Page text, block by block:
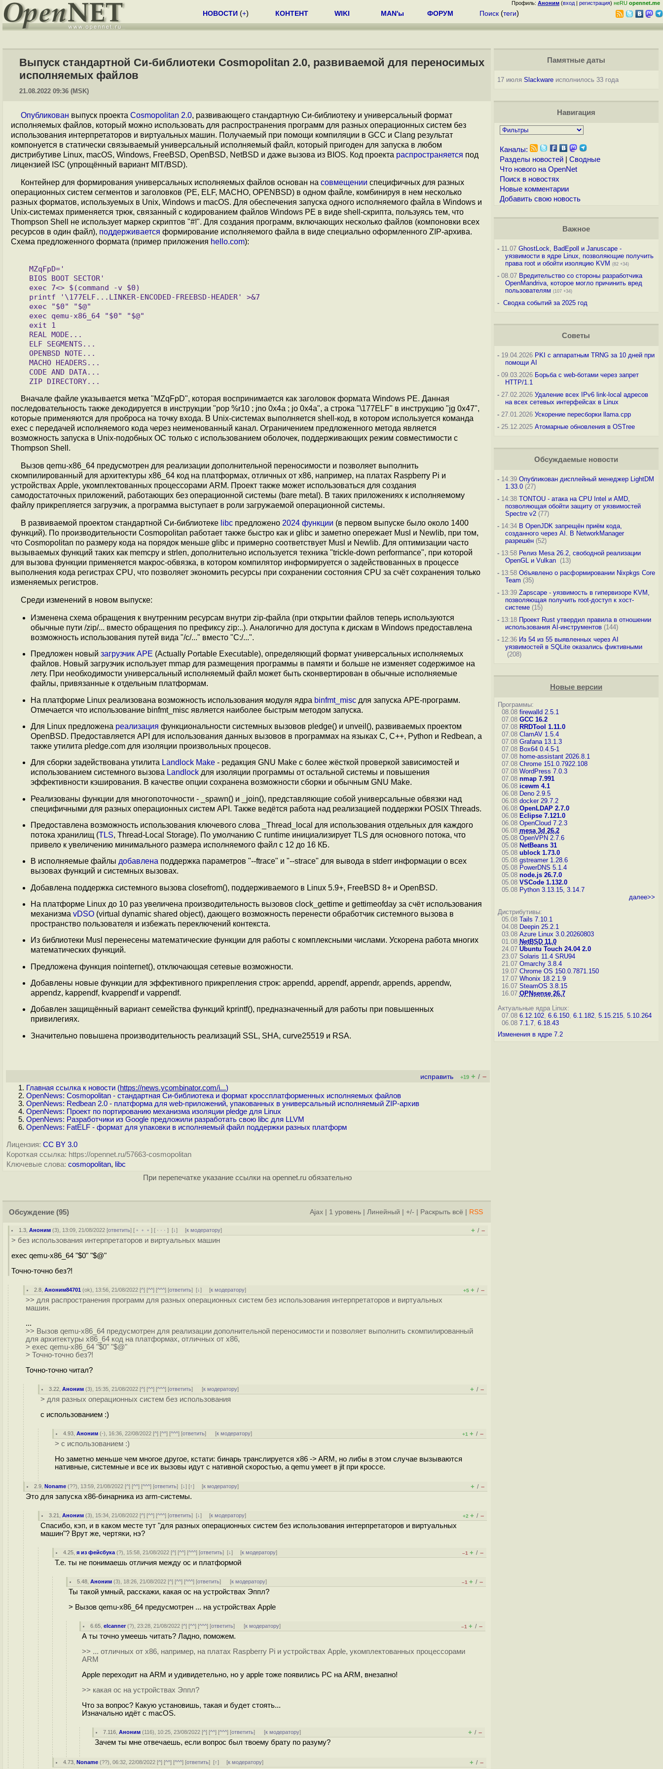
Профиль: Аноним (вход | регистрация) неRU opennet.me
НОВОСТИ (+) КОНТЕНТ WIKI MAN'ы ФОРУМ Поиск (теги)
Выпуск стандартной Си-библиотеки Cosmopolitan 2.0, развиваемой для переносимых
исполняемых файлов
21.08.2022 09:36 (MSK)
Опубликован выпуск проекта Cosmopolitan 2.0, развивающего стандартную Си-библиотеку и универсальный формат
исполняемых файлов, который можно использовать для распространения программ для разных операционных систем без
использования интерпретаторов и виртуальных машин. Получаемый при помощи компиляции в GCC и Clang результат
компонуется в статически связываемый универсальный исполняемый файл, который пригоден для запуска в любом
дистрибутиве Linux, macOS, Windows, FreeBSD, OpenBSD, NetBSD и даже вызова из BIOS. Код проекта распространяется под
лицензией ISC (упрощённый вариант MIT/BSD).
Контейнер для формирования универсальных исполняемых файлов основан на совмещении специфичных для разных
операционных систем сегментов и заголовков (PE, ELF, MACHO, OPENBSD) в одном файле, комбинируя в нем несколько
разных форматов, используемых в Unix, Windows и macOS. Для обеспечения запуска одного исполняемого файла в Windows и
Unix-системах применяется трюк, связанный с кодированием файлов Windows PE в виде shell-скрипта, пользуясь тем, что
Thompson Shell не использует маркер скриптов "#!". Для создания программ, включающих несколько файлов (компоновки всех
ресурсов в один файл), поддерживается формирование исполняемого файла в виде специально оформленного ZIP-архива.
Схема предложенного формата (пример приложения hello.com):
Вначале файле указывается метка "MZqFpD", которая воспринимается как заголовок формата Windows PE. Данная
последовательность также декодируется в инструкции "pop %r10 ; jno 0x4a ; jo 0x4a", а строка "\177ELF" в инструкцию "jg 0x47",
которые применяются для проброса на точку входа. В Unix-системах выполняется shell-код, в котором используется команда
exec с передачей исполняемого кода через неименованный канал. Ограничением предложенного метода является
возможность запуска в Unix-подобных ОС только с использованием оболочек, поддерживающих режим совместимости с
Thompson Shell.
Вызов qemu-x86_64 предусмотрен для реализации дополнительной переносимости и позволяет выполнить
скомпилированный для архитектуры x86_64 код на платформах, отличных от x86, например, на платах Raspberry Pi и
устройствах Apple, укомплектованных процессорами ARM. Проект также может использоваться для создания
самодостаточных приложений, работающих без операционной системы (bare metal). В таких приложениях к исполняемому
файлу прикрепляется загрузчик, а программа выступает в роли загружаемой операционной системы.
В развиваемой проектом стандартной Си-библиотеке libc предложено 2024 функции (в первом выпуске было около 1400
функций). По производительности Cosmopolitan работает также быстро как и glibc и заметно опережает Musl и Newlib, при том,
что Cosmopolitan по размеру кода на порядок меньше glibc и примерно соответствует Musl и Newlib. Для оптимизации часто
вызываемых функций таких как memcpy и strlen, дополнительно используется техника "trickle-down performance", при которой
для вызова функции применяется макрос-обвязка, в котором компилятор информируется о задействованных в процессе
выполнения кода регистрах CPU, что позволяет экономить ресурсы при сохранении состояния CPU за счёт сохранения только
изменяемых регистров.
Среди изменений в новом выпуске:
Изменена схема обращения к внутренним ресурсам внутри zip-файла (при открытии файлов теперь используются
обычные пути /zip/... вместо обращения по префиксу zip:..). Аналогично для доступа к дискам в Windows предоставлена
возможность использования путей вида "/c/..." вместо "C:/...".
Предложен новый загрузчик APE (Actually Portable Executable), определяющий формат универсальных исполняемых
файлов. Новый загрузчик использует mmap для размещения программы в памяти и больше не изменяет содержимое на
лету. При необходимости универсальный исполняемый файл может быть сконвертирован в обычные исполняемые
файлы, привязанные к отдельным платформам.
На платформе Linux реализована возможность использования модуля ядра binfmt_misc для запуска APE-программ.
Отмечается что использование binfmt_misc является наиболее быстрым методом запуска.
Для Linux предложена реализация функциональности системных вызовов pledge() и unveil(), развиваемых проектом
OpenBSD. Предоставляется API для использования данных вызовов в программах на языках C, C++, Python и Redbean, а
также утилита pledge.com для изоляции произвольных процесов.
Для сборки задействована утилита Landlock Make - редакция GNU Make с более жёсткой проверкой зависимостей и
использованием системного вызова Landlock для изоляции программы от остальной системы и повышения
эффективности кэширования. В качестве опции сохранена возможности сборки и обычным GNU Make.
Реализованы функции для многопоточности - _spawn() и _join(), представляющие собой универсальные обвязки над
специфичными для разных операционных систем API. Также ведётся работа над реализацией поддержки POSIX Threads.
Предоставлена возможность использования ключевого слова _Thread_local для использования отдельных для каждого
потока хранилищ (TLS, Thread-Local Storage). По умолчанию C runtime инициализирует TLS для основного потока, что
привело к увеличению минимального размера исполняемого файл с 12 до 16 КБ.
В исполняемые файлы добавлена поддержка параметров "--ftrace" и "--strace" для вывода в stderr информации о всех
вызовах функций и системных вызовах.
Добавлена поддержка системного вызова closefrom(), поддерживаемого в Linux 5.9+, FreeBSD 8+ и OpenBSD.
На платформе Linux до 10 раз увеличена производительность вызовов clock_gettime и gettimeofday за счёт использования
механизма vDSO (virtual dynamic shared object), дающего возможность перенести обработчик системного вызова в
пространство пользователя и избежать переключений контекста.
Из библиотеки Musl перенесены математические функции для работы с комплексными числами. Ускорена работа многих
математических функций.
Предложена функция nointernet(), отключающая сетевые возможности.
Добавлены новые функции для эффективного прикрепления строк: appendd, appendf, appendr, appends, appendw,
appendz, kappendf, kvappendf и vappendf.
Добавлен защищённый вариант семейства функций kprintf(), предназначенный для работы при повышенных
привилегиях.
Значительно повышена производительность реализаций SSL, SHA, curve25519 и RSA.
исправить +19 + / –
Главная ссылка к новости (https://news.ycombinator.com/i...)
OpenNews: Cosmopolitan - стандартная Си-библиотека и формат кроссплатформенных исполняемых файлов
OpenNews: Redbean 2.0 - платформа для web-приложений, упакованных в универсальный исполняемый ZIP-архив
OpenNews: Проект по портированию механизма изоляции pledge для Linux
OpenNews: Разработчики из Google предложили разработать свою libc для LLVM
OpenNews: FatELF - формат для упаковки в исполняемый файл поддержки разных платформ
Лицензия: CC BY 3.0
Короткая ссылка: https://opennet.ru/57663-cosmopolitan
Ключевые слова: cosmopolitan, libc
При перепечатке указание ссылки на opennet.ru обязательно
Обсуждение (95) Ajax 1 уровень Линейный +/- Раскрыть всё RSS
1.3 ,Аноним (3), 13:09, 21/08/2022 [ответить] [ ﹢﹢﹢] [ · · ·][↓] [к модератору] + / –
> без использования интерпретаторов и виртуальных машин
exec qemu-x86_64 "$0" "$@"
Точно-точно без?!
2.8 ,Аноним84701 (ok), 13:56, 21/08/2022 [^] [^^] [^^^] [ответить][↓] [к модератору] +5 + / –
>> для распространения программ для разных операционных систем без использования интерпретаторов и виртуальных
машин.
...
>> Вызов qemu-x86_64 предусмотрен для реализации дополнительной переносимости и позволяет выполнить скомпилированный
для архитектуры x86_64 код на платформах, отличных от x86,
> exec qemu-x86_64 "$0" "$@"
> Точно-точно без?!
Точно-точно читал?
3.22 ,Аноним (3), 15:35, 21/08/2022 [^] [^^] [^^^] [ответить] [к модератору] + / –
> для разных операционных систем без использования
с использованием :)
4.93 ,Аноним (-), 16:36, 22/08/2022 [^] [^^] [^^^] [ответить] [к модератору] +1 + / –
> с использованием :)
Но заметно меньше чем многое другое, кстати: бинарь транслируется x86 -> ARM, но либы в этом случае вызываются
нативные, системные и все их вызовы идут с нативной скоростью, а qemu умеет в jit при кроссе.
2.9 ,Noname (??), 13:59, 21/08/2022 [^] [^^] [^^^] [ответить][↓] [↑] [к модератору] + / –
Это для запуска x86-бинарника из arm-системы.
3.21 ,Аноним (3), 15:34, 21/08/2022 [^] [^^] [^^^] [ответить][↓] [к модератору] +2 + / –
Спасибо, кэп, и в каком месте тут "для разных операционных систем без использования интерпретаторов и виртуальных
машин"? Врут же, чертяки, нэ?
4.25 ,я из фейсбука (?), 15:58, 21/08/2022 [^] [^^] [^^^] [ответить][↓] [к модератору] –1 + / –
Т.е. ты не понимаешь отличия между ос и платформой
5.48 ,Аноним (3), 18:26, 21/08/2022 [^] [^^] [^^^] [ответить] [к модератору] –1 + / –
Ты такой умный, расскажи, какая ос на устройствах Эппл?
> Вызов qemu-x86_64 предусмотрен ... на устройствах Apple
6.65 ,elcanner(?), 23:28, 21/08/2022 [^] [^^] [^^^] [ответить] [к модератору] –1 + / –
А ты точно умеешь читать? Ладно, поможем.
>> ... отличных от x86, например, на платах Raspberry Pi и устройствах Apple, укомплектованных процессорами
ARM
Apple переходит на ARM и удивидетельно, но у apple тоже появились PC на ARM, внезапно!
>> какая ос на устройствах Эппл?
Что за вопрос? Какую установишь, такая и будет стоять...
Изначально идёт с macOS.
7.116 ,Аноним (116), 10:25, 23/08/2022 [^] [^^] [^^^] [ответить] [к модератору] + / –
Зачем ты мне отвечаешь, если вопрос был твоему брату по разуму?
4.73 ,Noname (??), 06:32, 22/08/2022 [^] [^^] [^^^] [ответить][↑] [к модератору] + / –
Памятные даты
17 июля Slackwareисполнилось 33 года
Навигация
Каналы:
Разделы новостей| Сводные
Что нового на OpenNet
Поиск в новостях
Новые комментарии
Добавить свою новость
Важное
-11.07 GhostLock, BadEpoll и Januscape -
уязвимости в ядре Linux, позволяющие получить
права root и обойти изоляцию KVM (82 +34)
-08.07 Вредительство со стороны разработчика
OpenMandriva, которое могло причинить вред
пользователям (107 +34)
- Сводка событий за 2025 год
Советы
-19.04.2026 PKI с аппаратным TRNG за 10 дней при
помощи AI
-09.03.2026 Борьба с web-ботами через запрет
HTTP/1.1
-27.02.2026 Удаление всех IPv6 link-local адресов
на всех сетевых интерфейсах в Linux
-27.01.2026 Ускорение пересборки llama.cpp
-25.12.2025 Атомарные обновления в OSTree
Обсуждаемые новости
-14:39 Опубликован дисплейный менеджер LightDM
1.33.0(27)
-14:38 TONTOU - атака на CPU Intel и AMD,
позволяющая обойти защиту от уязвимостей
Spectre v2(77)
-14:34 В OpenJDK запрещён приём кода,
созданного через AI. В NetworkManager
разрешён(52)
-13:58 Релиз Mesa 26.2, свободной реализации
OpenGL и Vulkan (13)
-13:58 Объявлено о расформировании Nixpkgs Core
Team (35)
-13:39 Zapscape - уязвимость в гипервизоре KVM,
позволяющая получить root-доступ к хост-
системе(15)
-13:18 Проект Rust утвердил правила в отношении
использования AI-инструментов(144)
-12:36 Из 54 из 55 выявленных через AI
уязвимостей в SQLite оказались фиктивными
(208)
Новые версии
Программы:
08.08 firewalld 2.5.1
07.08 GCC 16.2
07.08 RRDTool 1.11.0
07.08 ClamAV 1.5.4
07.08 Grafana 13.1.3
07.08 Box64 0.4.5-1
07.08 home-assistant 2026.8.1
07.08 Chrome 151.0.7922.108
07.08 WordPress 7.0.3
07.08 nmap 7.991
06.08 icewm 4.1
06.08 Deno 2.9.5
06.08 docker 29.7.2
06.08 OpenLDAP 2.7.0
06.08 Eclipse 7.121.0
06.08 OpenCloud 7.2.3
06.08 mesa 3d 26.2
05.08 OpenVPN 2.7.6
05.08 NetBeans 31
05.08 ublock 1.73.0
05.08 gstreamer 1.28.6
05.08 PowerDNS 5.1.4
05.08 node.js 26.7.0
05.08 VSCode 1.132.0
05.08 Python 3.13.15, 3.14.7
далее>>
Дистрибутивы:
05.08 Tails 7.10.1
04.08 Deepin 25.2.1
03.08 Azure Linux 3.0.20260803
01.08 NetBSD 11.0
24.07 Ubuntu Touch 24.04 2.0
23.07 Solaris 11.4 SRU94
21.07 Omarchy 3.8.4
19.07 Chrome OS 150.0.7871.150
17.07 Whonix 18.2.1.9
16.07 SteamOS 3.8.15
16.07 OPNsense 26.7
Актуальные ядра Linux:
07.08 6.12.102, 6.6.150, 6.1.182, 5.15.215, 5.10.264
06.08 7.1.7, 6.18.43
Изменения в ядре 7.2